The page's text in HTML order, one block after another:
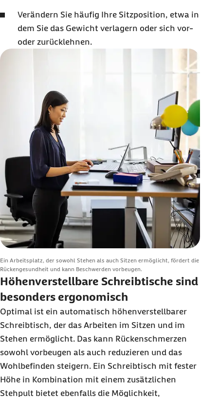
Verändern Sie häufig Ihre Sitzposition, etwa in
dem Sie das Gewicht verlagern oder sich vor-
oder zurücklehnen.
Ein Arbeitsplatz, der sowohl Stehen als auch Sitzen ermöglicht, fördert die
Rückengesundheit und kann Beschwerden vorbeugen.
Höhenverstellbare Schreibtische sind
besonders ergonomisch
Optimal ist ein automatisch höhenverstellbarer
Schreibtisch, der das Arbeiten im Sitzen und im
Stehen ermöglicht. Das kann Rückenschmerzen
sowohl vorbeugen als auch reduzieren und das
Wohlbefinden steigern. Ein Schreibtisch mit fester
Höhe in Kombination mit einem zusätzlichen
Stehpult bietet ebenfalls die Möglichkeit,